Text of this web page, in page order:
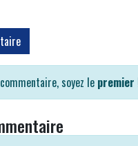
soyez le premier